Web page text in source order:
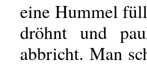
eine Hummel
dröhnt und
abbricht. Man